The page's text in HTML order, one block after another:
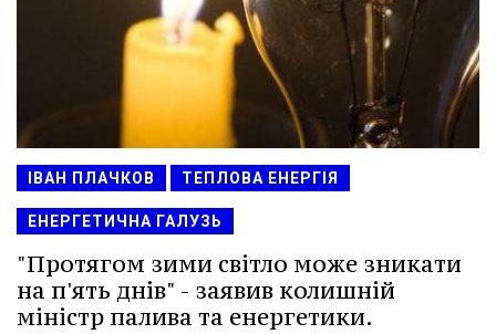
ІВАН ПЛАЧКОВ ТЕПЛОВА ЕНЕРГІЯ
ЕНЕРГЕТИЧНА ГАЛУЗЬ
"Протягом зими світло може зникати
на п'ять днів" - заявив колишній
міністр палива та енергетики.